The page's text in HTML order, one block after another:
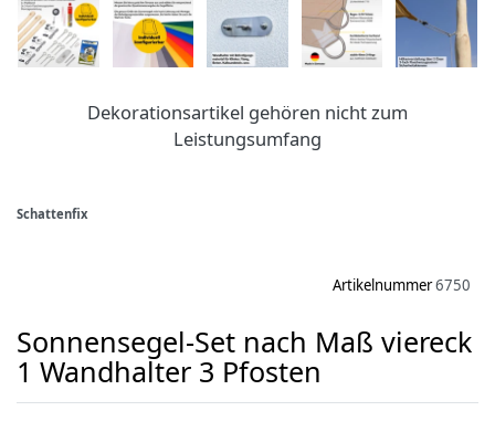
Dekorationsartikel gehören nicht zum
Leistungsumfang
Schattenfix
Artikelnummer6750
Sonnensegel-Set nach Maß viereck
1 Wandhalter 3 Pfosten